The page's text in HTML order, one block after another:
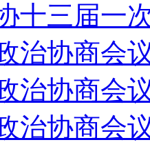
十三届一
治协商会
治协商会
治协商会